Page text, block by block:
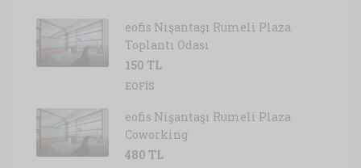
eofis Nişantaşı Rumeli Plaza
Toplantı Odası
150 TL
EOFIS
eofis Nişantaşı Rumeli Plaza
Coworking
480 TL